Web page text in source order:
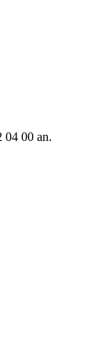
04 00 an.